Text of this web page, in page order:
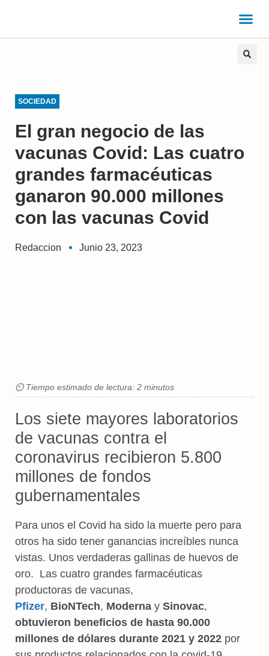
SOCIEDAD
El gran negocio de las
vacunas Covid: Las cuatro
grandes farmacéuticas
ganaron 90.000 millones
con las vacunas Covid
Redaccion Junio 23, 2023
⏲ Tiempo estimado de lectura: 2 minutos
Los siete mayores laboratorios
de vacunas contra el
coronavirus recibieron 5.800
millones de fondos
gubernamentales
Para unos el Covid ha sido la muerte pero para
otros ha sido tener ganancias increíbles nunca
vistas. Unos verdaderas gallinas de huevos de
oro. Las cuatro grandes farmacéuticas
productoras de vacunas,
Pfizer, BioNTech, Moderna y Sinovac,
obtuvieron beneficios de hasta 90.000
millones de dólares durante 2021 y 2022 por